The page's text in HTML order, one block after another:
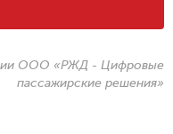
ООО «РЖД - Цифровые
пассажирские решения»